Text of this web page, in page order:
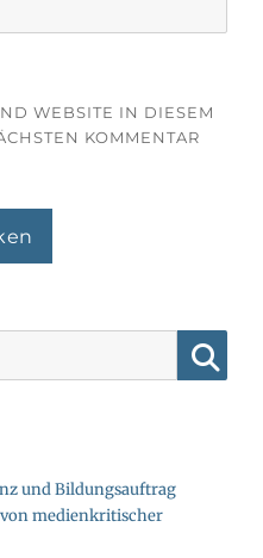
WEBSITE IN DIESEM
KOMMENTAR
und Bildungsauftrag
medienkritischer